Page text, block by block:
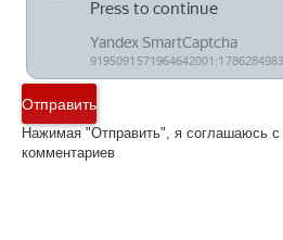
Отправить
Нажимая "Отправить", я соглашаюсь с
комментариев